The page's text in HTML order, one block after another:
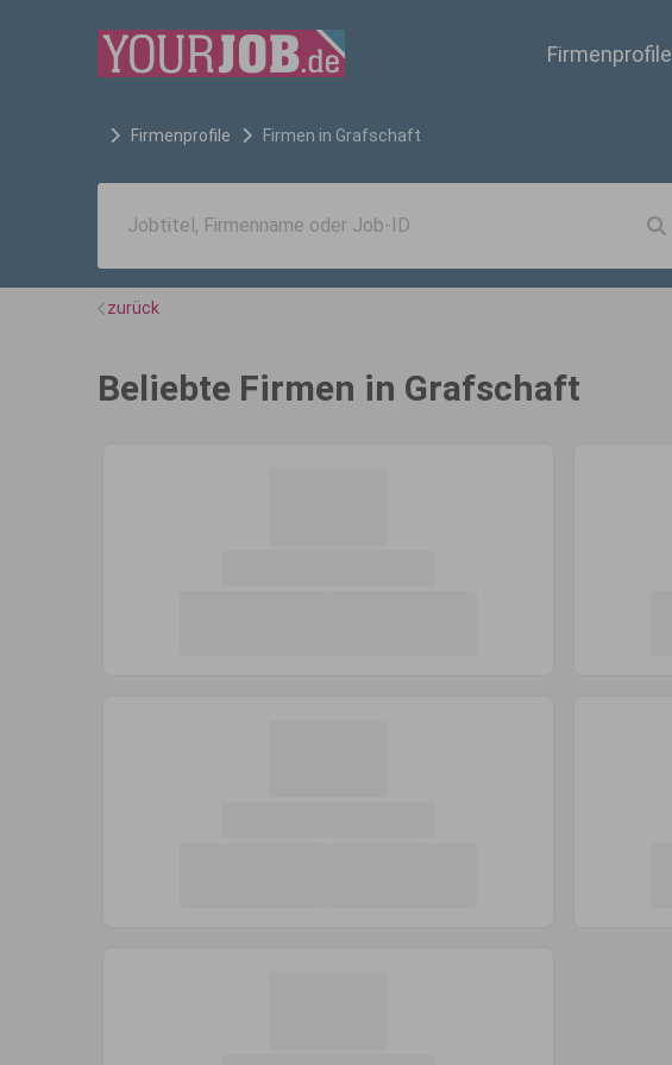
Firmenprofile
Firmenprofile Firmen in Grafschaft
zurück
Beliebte Firmen in Grafschaft